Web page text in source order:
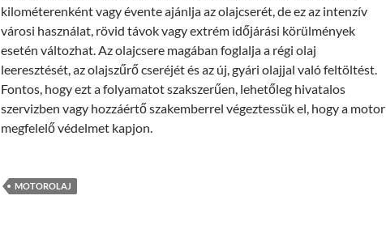
kilométerenként vagy évente ajánlja az olajcserét, de ez az intenzív
városi használat, rövid távok vagy extrém időjárási körülmények
esetén változhat. Az olajcsere magában foglalja a régi olaj
leeresztését, az olajszűrő cseréjét és az új, gyári olajjal való feltöltést.
Fontos, hogy ezt a folyamatot szakszerűen, lehetőleg hivatalos
szervizben vagy hozzáértő szakemberrel végeztessük el, hogy a motor
megfelelő védelmet kapjon.
MOTOROLAJ